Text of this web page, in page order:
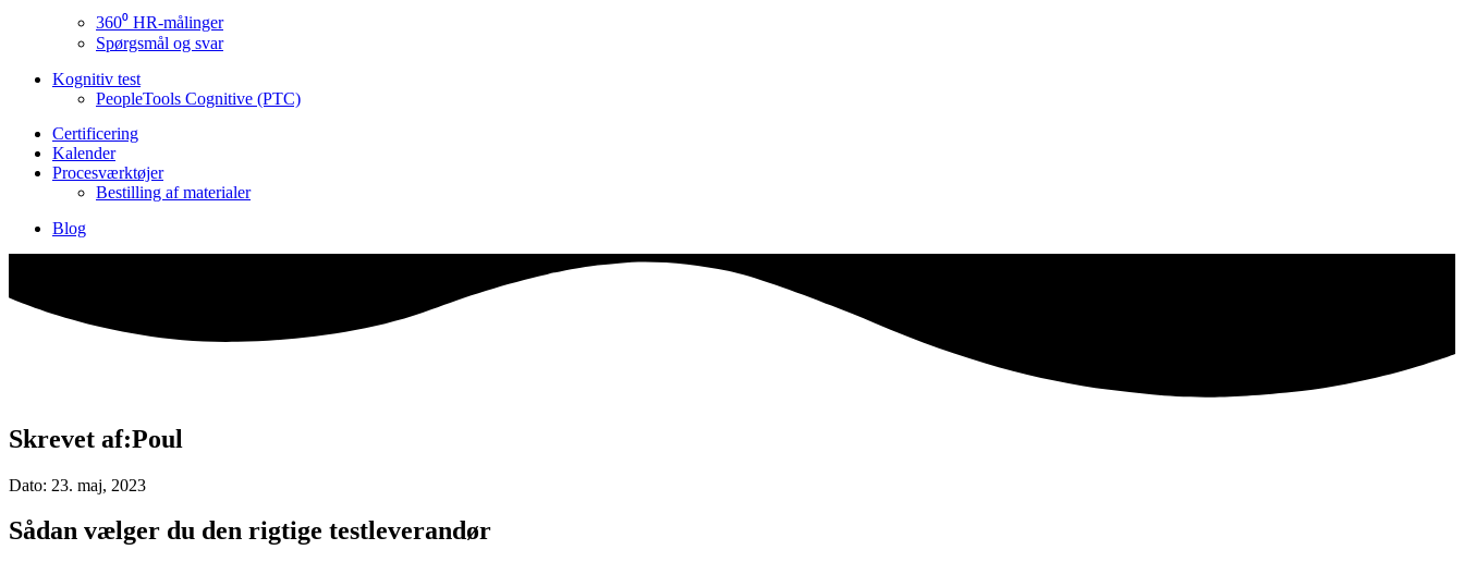
360⁰ HR-målinger
Spørgsmål og svar
Kognitiv test
PeopleTools Cognitive (PTC)
Certificering
Kalender
Procesværktøjer
Bestilling af materialer
Blog
Skrevet af:Poul
Dato: 23. maj, 2023
Sådan vælger du den rigtige testleverandør